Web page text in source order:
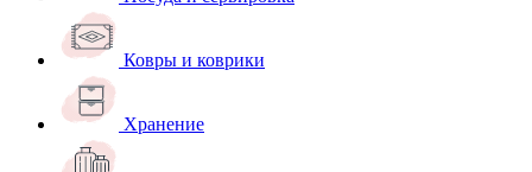
Ковры и коврики
Хранение